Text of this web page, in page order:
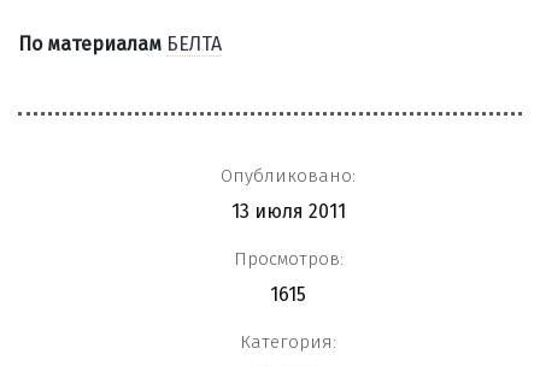
По материалам БЕЛТА
Опубликовано:
13 июля 2011
Просмотров:
1615
Категория: